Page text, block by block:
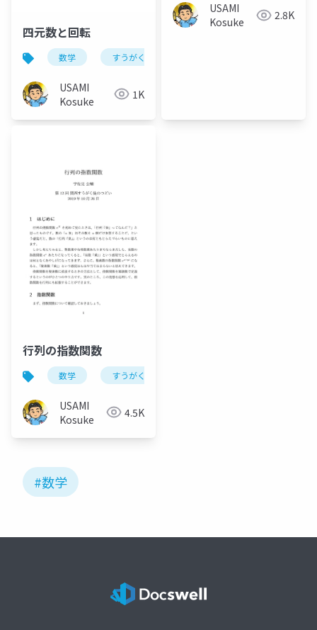
四元数と回転
数学 すうがく徒のつどい
USAMI
Kosuke
1K
USAMI
Kosuke
2.8K
行列の指数関数
数学 すうがく徒のつどい
USAMI
Kosuke
4.5K
#数学